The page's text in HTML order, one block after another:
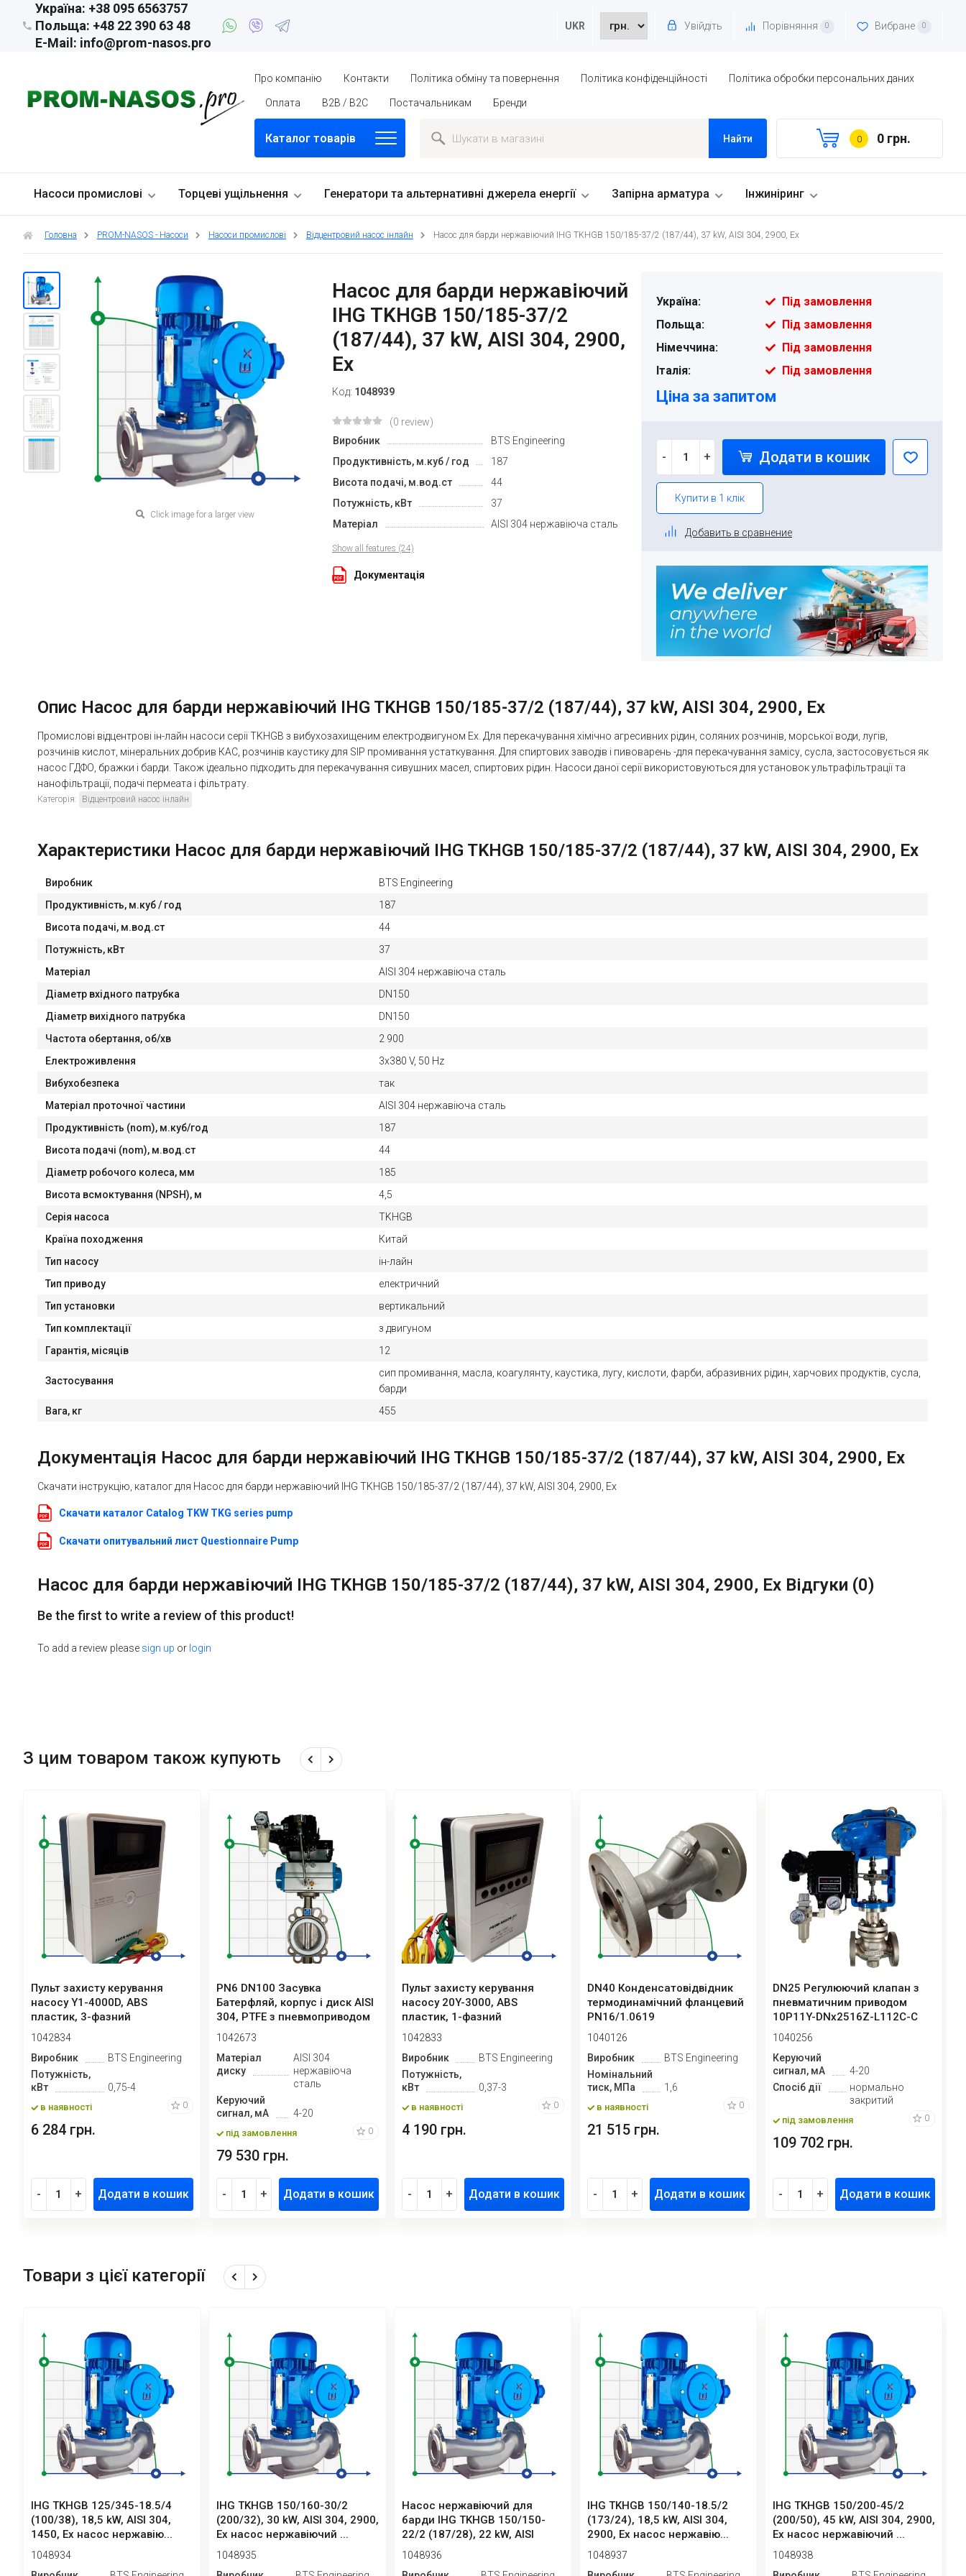
Україна: +38 095 6563757
Польща: +48 22 390 63 48
E-Mail: info@prom-nasos.pro
UKR Увійдіть Порівняння 0 Вибране 0
Про компанію Контакти Політика обміну та повернення Політика конфіденційності Політика обробки персональних даних
Оплата B2B / B2C Постачальникам Бренди
Каталог товарів Найти 0 0 грн.
Насоси промислові Торцеві ущільнення Генератори та альтернативні джерела енергії Запірна арматура Інжиніринг
Головна PROM-NASOS - Насоси Насоси промислові Відцентровий насос інлайн Насос для барди нержавіючий IHG TKHGB 150/185-37/2 (187/44), 37 kW, AISI 304, 2900, Ex
Click image for a larger view
Насос для барди нержавіючий
IHG TKHGB 150/185-37/2
(187/44), 37 kW, AISI 304, 2900,
Ex
Код: 1048939
(0 review)
Виробник
BTS Engineering
Продуктивність, м.куб / год
187
Висота подачі, м.вод.ст
44
Потужність, кВт
37
Матеріал
AISI 304 нержавіюча сталь
Show all features (24)
Документація
Україна:
Під замовлення
Польща:
Під замовлення
Німеччина:
Під замовлення
Італія:
Під замовлення
Ціна за запитом
- + Додати в кошик
Купити в 1 клік
Добавить в сравнение
Опис Насос для барди нержавіючий IHG TKHGB 150/185-37/2 (187/44), 37 kW, AISI 304, 2900, Ex
Промислові відцентрові ін-лайн насоси серії TKHGB з вибухозахищеним електродвигуном Ex. Для перекачування хімічно агресивних рідин, соляних розчинів, морської води, лугів,
розчинів кислот, мінеральних добрив КАС, розчинів каустику для SIP промивання устаткування. Для спиртових заводів і пивоварень -для перекачування замісу, сусла, застосовується як
насос ГДФО, бражки і барди. Також ідеально підходить для перекачування сивушних масел, спиртових рідин. Насоси даної серії використовуються для установок ультрафільтрації та
нанофільтрації, подачі пермеата і фільтрату.
Категорія: Відцентровий насос інлайн
Характеристики Насос для барди нержавіючий IHG TKHGB 150/185-37/2 (187/44), 37 kW, AISI 304, 2900, Ex
Виробник
BTS Engineering
Продуктивність, м.куб / год
187
Висота подачі, м.вод.ст
44
Потужність, кВт
37
Матеріал
AISI 304 нержавіюча сталь
Діaметр вхідного патрубка
DN150
Діаметр вихідного патрубка
DN150
Частота обертання, об/хв
2 900
Електроживлення
3х380 V, 50 Hz
Вибухобезпека
так
Матеріал проточної частини
AISI 304 нержавіюча сталь
Продуктивність (nom), м.куб/год
187
Висота подачі (nom), м.вод.ст
44
Діаметр робочого колеса, мм
185
Висота всмоктування (NPSH), м
4,5
Серія насоса
TKHGB
Країна походження
Китай
Тип насосу
ін-лайн
Тип приводу
електричний
Тип установки
вертикальний
Тип комплектації
з двигуном
Гарантія, місяців
12
Застосування
сип промивання, масла, коагулянту, каустика, лугу, кислоти, фарби, абразивних рідин, харчових продуктів, сусла,
барди
Вага, кг
455
Документація Насос для барди нержавіючий IHG TKHGB 150/185-37/2 (187/44), 37 kW, AISI 304, 2900, Ex
Скачати інструкцію, каталог для Насос для барди нержавіючий IHG TKHGB 150/185-37/2 (187/44), 37 kW, AISI 304, 2900, Ex
Скачати каталог Catalog TKW TKG series pump
Скачати опитувальний лист Questionnaire Pump
Насос для барди нержавіючий IHG TKHGB 150/185-37/2 (187/44), 37 kW, AISI 304, 2900, Ex Відгуки (0)
Be the first to write a review of this product!
To add a review please sign up or login
З цим товаром також купують
Пульт захисту керування
насосу Y1-4000D, ABS
пластик, 3-фазний
380В-415В, 0,7...
1042834
Виробник
BTS Engineering
Потужність,
кВт
0,75-4
в наявності 0
6 284 грн.
- + Додати в кошик
PN6 DN100 Засувка
Батерфляй, корпус і диск AISI
304, PTFE з пневмоприводом
Ex...
1042673
Матеріал
диску
AISI 304
нержавіюча
сталь
Керуючий
сигнал, мА
4-20
під замовлення 0
79 530 грн.
- + Додати в кошик
Пульт захисту керування
насосу 20Y-3000, ABS
пластик, 1-фазний
220В-240В, 0,3...
1042833
Виробник
BTS Engineering
Потужність,
кВт
0,37-3
в наявності 0
4 190 грн.
- + Додати в кошик
DN40 Конденсатовідвідник
термодинамічний фланцевий
PN16/1.0619
1040126
Виробник
BTS Engineering
Номінальний
тиск, МПа
1,6
в наявності 0
21 515 грн.
- + Додати в кошик
DN25 Регулюючий клапан з
пневматичним приводом
10Р11Y-DNx2516Z-L112C-C
(корпу...
1040256
Керуючий
сигнал, мА
4-20
Спосіб дії
нормально
закритий
під замовлення 0
109 702 грн.
- + Додати в кошик
Товари з цієї категорії
IHG TKHGB 125/345-18.5/4
(100/38), 18,5 kW, AISI 304,
1450, Ex насос нержавію...
1048934
IHG TKHGB 150/160-30/2
(200/32), 30 kW, AISI 304, 2900,
Ex насос нержавіючий ...
1048935
Насос нержавіючий для
барди IHG TKHGB 150/150-
22/2 (187/28), 22 kW, AISI
304,...
1048936
IHG TKHGB 150/140-18.5/2
(173/24), 18,5 kW, AISI 304,
2900, Ex насос нержавію...
1048937
IHG TKHGB 150/200-45/2
(200/50), 45 kW, AISI 304, 2900,
Ex насос нержавіючий ...
1048938